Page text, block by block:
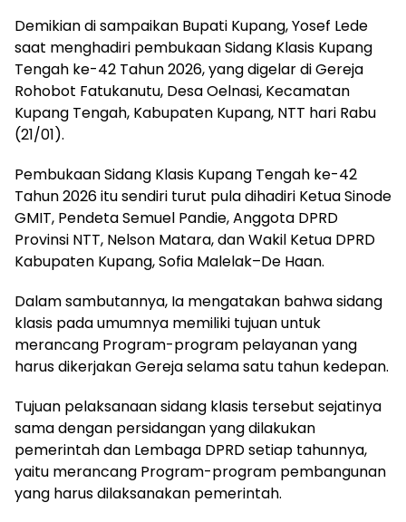
Demikian di sampaikan Bupati Kupang, Yosef Lede
saat menghadiri pembukaan Sidang Klasis Kupang
Tengah ke-42 Tahun 2026, yang digelar di Gereja
Rohobot Fatukanutu, Desa Oelnasi, Kecamatan
Kupang Tengah, Kabupaten Kupang, NTT hari Rabu
(21/01).
Pembukaan Sidang Klasis Kupang Tengah ke-42
Tahun 2026 itu sendiri turut pula dihadiri Ketua Sinode
GMIT, Pendeta Semuel Pandie, Anggota DPRD
Provinsi NTT, Nelson Matara, dan Wakil Ketua DPRD
Kabupaten Kupang, Sofia Malelak–De Haan.
Dalam sambutannya, Ia mengatakan bahwa sidang
klasis pada umumnya memiliki tujuan untuk
merancang Program-program pelayanan yang
harus dikerjakan Gereja selama satu tahun kedepan.
Tujuan pelaksanaan sidang klasis tersebut sejatinya
sama dengan persidangan yang dilakukan
pemerintah dan Lembaga DPRD setiap tahunnya,
yaitu merancang Program-program pembangunan
yang harus dilaksanakan pemerintah.